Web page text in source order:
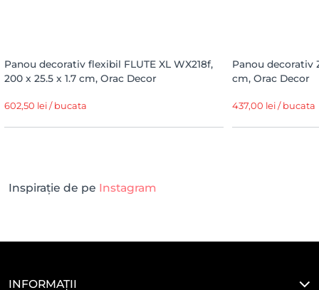
Panou decorativ flexibil FLUTE XL WX218f,
200 x 25.5 x 1.7 cm, Orac Decor
602,50 lei / bucata
Panou decorativ
cm, Orac Decor
437,00 lei / bucata
Inspirație de pe Instagram
INFORMAȚII